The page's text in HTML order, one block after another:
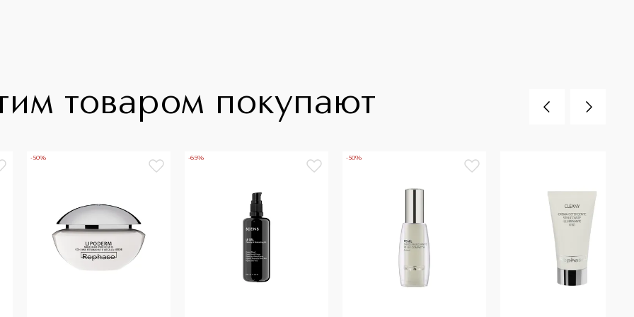
товаром покупают
-50% -65% -50%